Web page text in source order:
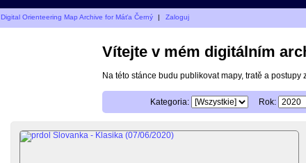
Digital Orienteering Map Archive for Máťa Černý | Zaloguj
Vítejte v mém digitálním
Na této stánce budu publikovat mapy, tratě a postupy
Kategoria: Rok: